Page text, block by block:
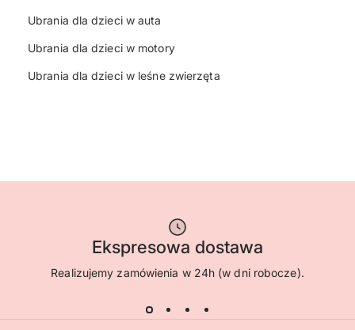
Ubrania dla dzieci w auta
Ubrania dla dzieci w motory
Ubrania dla dzieci w leśne zwierzęta
Ekspresowa dostawa
Realizujemy zamówienia w 24h (w dni robocze).